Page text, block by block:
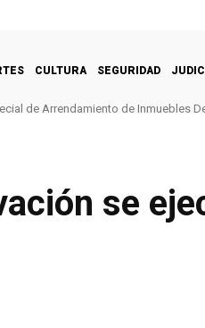
CULTURA SEGURIDAD
de Arrendamiento de Inmuebles
se